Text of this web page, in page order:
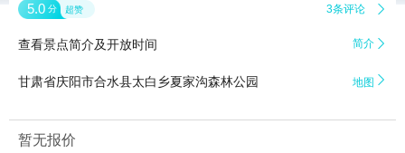
5.0 分 超赞 3条评论 
查看景点简介及开放时间 简介 
甘肃省庆阳市合水县太白乡夏家沟森林公园 地图 
暂无报价